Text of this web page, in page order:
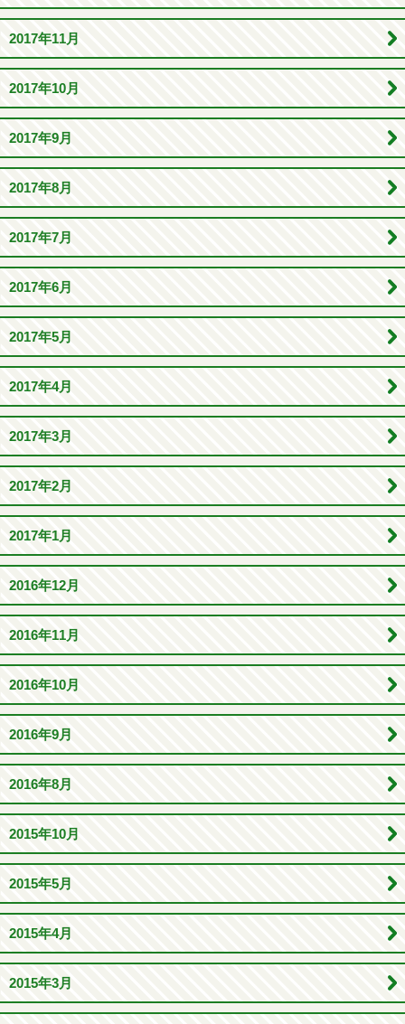
2017年11月
2017年10月
2017年9月
2017年8月
2017年7月
2017年6月
2017年5月
2017年4月
2017年3月
2017年2月
2017年1月
2016年12月
2016年11月
2016年10月
2016年9月
2016年8月
2015年10月
2015年5月
2015年4月
2015年3月